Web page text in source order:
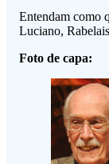
Entendam como
Luciano,
Foto de capa: